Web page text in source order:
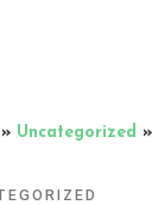
» Uncategorized »